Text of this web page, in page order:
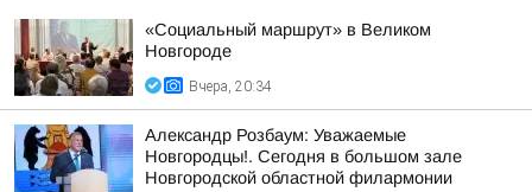
«Социальный маршрут» в Великом
Новгороде
Вчера, 20:34
Александр Розбаум: Уважаемые
Новгородцы!. Сегодня в большом зале
Новгородской областной филармонии